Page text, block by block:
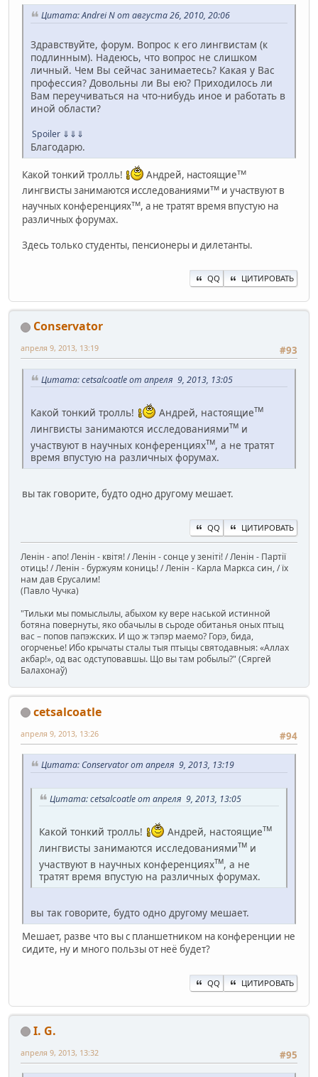
Цитата: Andrei N от августа 26, 2010, 20:06
Здравствуйте, форум. Вопрос к его лингвистам (к
подлинным). Надеюсь, что вопрос не слишком
личный. Чем Вы сейчас занимаетесь? Какая у Вас
профессия? Довольны ли Вы ею? Приходилось ли
Вам переучиваться на что-нибудь иное и работать в
иной области?
Spoiler ⇓⇓⇓
Благодарю.
Какой тонкий тролль! Андрей, настоящиетм
лингвисты занимаются исследованиямитм и участвуют в
научных конференцияхтм, а не тратят время впустую на
различных форумах.
Здесь только студенты, пенсионеры и дилетанты.
QQ ЦИТИРОВАТЬ
Conservator
#93
апреля 9, 2013, 13:19
Цитата: cetsalcoatle от апреля 9, 2013, 13:05
Какой тонкий тролль! Андрей, настоящиетм
лингвисты занимаются исследованиямитм и
участвуют в научных конференцияхтм, а не тратят
время впустую на различных форумах.
вы так говорите, будто одно другому мешает.
QQ ЦИТИРОВАТЬ
Ленін - апо! Ленін - квітя! / Ленін - сонце у зеніті! / Ленін - Партії
отиць! / Ленін - буржуям кониць! / Ленін - Карла Маркса син, / їх
нам дав Єрусалим!
(Павло Чучка)
"Тильки мы помыслылы, абыхом ку вере наськой истинной
ботяна повернуты, яко обачылы в сьроде обитанья оных птыц
вас – попов папэжских. И що ж тэпэр маемо? Горэ, бида,
огорченье! Ибо крычаты сталы тыя птыцы святодавныя: «Аллах
акбар!», од вас одступовавшы. Що вы там робылы?" (Сяргей
Балахонаў)
cetsalcoatle
#94
апреля 9, 2013, 13:26
Цитата: Conservator от апреля 9, 2013, 13:19
Цитата: cetsalcoatle от апреля 9, 2013, 13:05
Какой тонкий тролль! Андрей, настоящиетм
лингвисты занимаются исследованиямитм и
участвуют в научных конференцияхтм, а не
тратят время впустую на различных форумах.
вы так говорите, будто одно другому мешает.
Мешает, разве что вы с планшетником на конференции не
сидите, ну и много пользы от неё будет?
QQ ЦИТИРОВАТЬ
I. G.
#95
апреля 9, 2013, 13:32